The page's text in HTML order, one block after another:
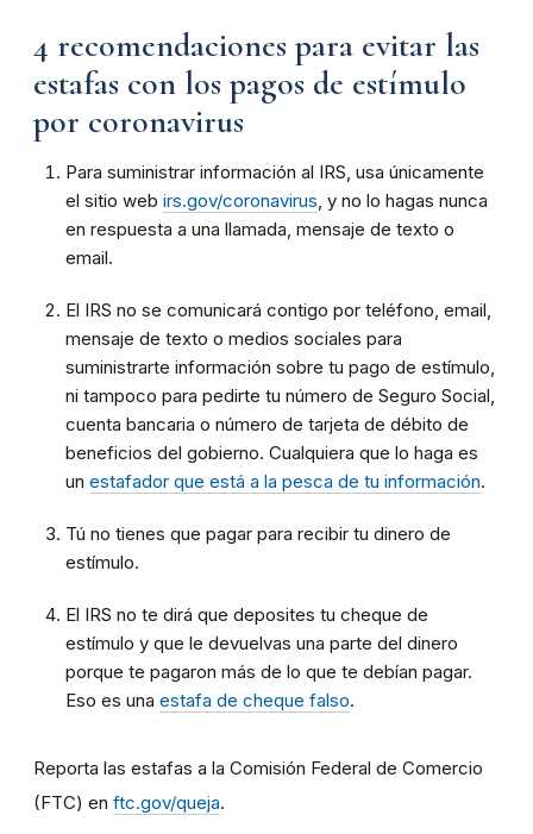
4 recomendaciones para evitar las
estafas con los pagos de estímulo
por coronavirus
Para suministrar información al IRS, usa únicamente
el sitio web irs.gov/coronavirus , y no lo hagas nunca
en respuesta a una llamada, mensaje de texto o
email.
El IRS no se comunicará contigo por teléfono, email,
mensaje de texto o medios sociales para
suministrarte información sobre tu pago de estímulo,
ni tampoco para pedirte tu número de Seguro Social,
cuenta bancaria o número de tarjeta de débito de
beneficios del gobierno. Cualquiera que lo haga es
un estafador que está a la pesca de tu información.
Tú no tienes que pagar para recibir tu dinero de
estímulo.
El IRS no te dirá que deposites tu cheque de
estímulo y que le devuelvas una parte del dinero
porque te pagaron más de lo que te debían pagar.
Eso es una estafa de cheque falso.
Reporta las estafas a la Comisión Federal de Comercio
(FTC) en ftc.gov/queja.